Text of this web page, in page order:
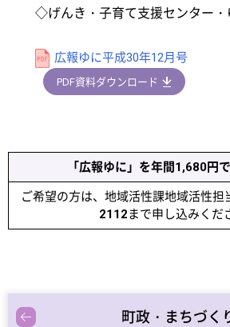
◇げんき・子育て支援センター・
広報ゆに平成30年12月号
PDF資料ダウンロード
「広報ゆに」を年間1,680円
ご希望の方は、地域活性課地域活性
2112まで申し込みくだ
町政・まちづく